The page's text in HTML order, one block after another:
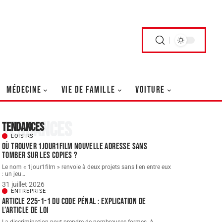
MÉDECINE VIE DE FAMILLE VOITURE
Tendances
Tendances
LOISIRS
Où trouver 1jour1film nouvelle adresse sans
tomber sur les copies ?
Le nom « 1jour1film » renvoie à deux projets sans lien entre eux
: un jeu…
31 juillet 2026
ENTREPRISE
Article 225-1-1 du Code pénal : explication de
l’article de loi